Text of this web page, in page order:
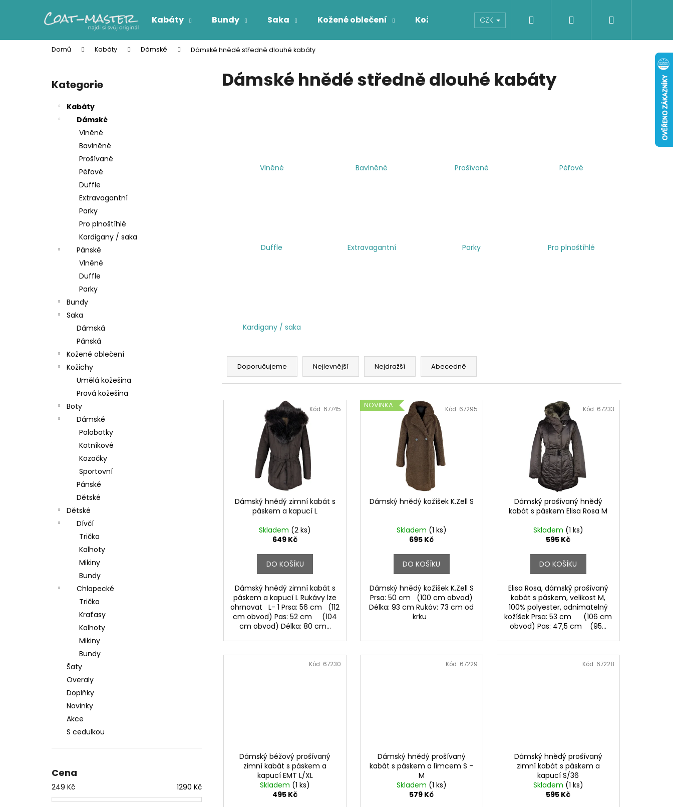
Kabáty Bundy Saka Kožené oblečení Kožichy Boty Dětské
CZK Přihlášení
Domů Kabáty Dámské Dámské hnědé středně dlouhé kabáty
Přeskočit
kategorie
Kategorie
Kabáty
Dámské
Vlněné
Bavlněné
Prošívané
Péřové
Duffle
Extravagantní
Parky
Pro plnoštíhlé
Kardigany / saka
Pánské
Vlněné
Duffle
Parky
Bundy
Saka
Dámská
Pánská
Kožené oblečení
Kožichy
Umělá kožešina
Pravá kožešina
Boty
Dámské
Polobotky
Kotníkové
Kozačky
Sportovní
Pánské
Dětské
Dětské
Dívčí
Trička
Kalhoty
Mikiny
Bundy
Chlapecké
Trička
Kraťasy
Kalhoty
Mikiny
Bundy
Šaty
Overaly
Doplňky
Novinky
Akce
S cedulkou
Cena
249 Kč 1290 Kč
Dámské hnědé středně dlouhé kabáty
Vlněné Bavlněné Prošívané Péřové
Duffle Extravagantní Parky Pro plnoštíhlé
Kardigany / saka
Ř
z
Doporučujeme Nejlevnější Nejdražší Abecedně
V
Dámský hnědý zimní kabát s
páskem a kapucí L
Skladem (2 ks)
649 Kč
DO KOŠÍKU
Dámský hnědý zimní kabát s
páskem a kapucí L Rukávy lze
ohrnovat L- 1 Prsa: 56 cm (112
cm obvod) Pas: 52 cm (104
cm obvod) Délka: 80 cm...
Kód: 67745 NOVINKA
Dámský hnědý kožíšek K.Zell S
Skladem (1 ks)
695 Kč
DO KOŠÍKU
Dámský hnědý kožíšek K.Zell S
Prsa: 50 cm (100 cm obvod)
Délka: 93 cm Rukáv: 73 cm od
krku
Kód: 67295
Dámský prošívaný hnědý
kabát s páskem Elisa Rosa M
Skladem (1 ks)
595 Kč
DO KOŠÍKU
Elisa Rosa, dámský prošívaný
kabát s páskem, velikost M,
100% polyester, odnimatelný
kožíšek Prsa: 53 cm (106 cm
obvod) Pas: 47,5 cm (95...
Kód: 67233
Dámský béžový prošívaný
zimní kabát s páskem a
kapucí EMT L/XL
Skladem (1 ks)
495 Kč
Kód: 67230
Dámský hnědý prošívaný
kabát s páskem a límcem S -
M
Skladem (1 ks)
579 Kč
Kód: 67229
Dámský hnědý prošívaný
zimní kabát s páskem a
kapucí S/36
Skladem (1 ks)
595 Kč
Kód: 67228
í
Zpět
do
obchodu
Zpět
do
obchodu
Co potřebujete najít?